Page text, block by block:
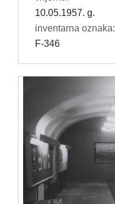
10.05.1957. g.
inventarna oznaka:
F-346